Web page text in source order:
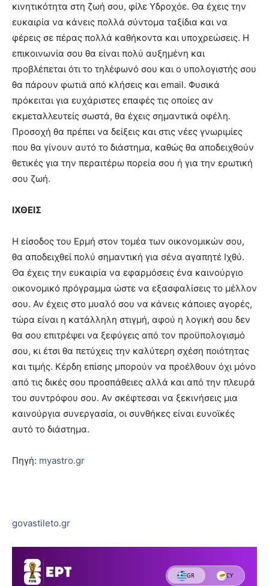
κινητικότητα στη ζωή σου, φίλε Υδροχόε. Θα έχεις την
ευκαιρία να κάνεις πολλά σύντομα ταξίδια και να
φέρεις σε πέρας πολλά καθήκοντα και υποχρεώσεις. Η
επικοινωνία σου θα είναι πολύ αυξημένη και
προβλέπεται ότι το τηλέφωνό σου και ο υπολογιστής σου
θα πάρουν φωτιά από κλήσεις και email. Φυσικά
πρόκειται για ευχάριστες επαφές τις οποίες αν
εκμεταλλευτείς σωστά, θα έχεις σημαντικά οφέλη.
Προσοχή θα πρέπει να δείξεις και στις νέες γνωριμίες
που θα γίνουν αυτό το διάστημα, καθώς θα αποδειχθούν
θετικές για την περαιτέρω πορεία σου ή για την ερωτική
σου ζωή.
ΙΧΘΕΙΣ
Η είσοδος του Ερμή στον τομέα των οικονομικών σου,
θα αποδειχθεί πολύ σημαντική για σένα αγαπητέ Ιχθύ.
Θα έχεις την ευκαιρία να εφαρμόσεις ένα καινούργιο
οικονομικό πρόγραμμα ώστε να εξασφαλίσεις το μέλλον
σου. Αν έχεις στο μυαλό σου να κάνεις κάποιες αγορές,
τώρα είναι η κατάλληλη στιγμή, αφού η λογική σου δεν
θα σου επιτρέψει να ξεφύγεις από τον προϋπολογισμό
σου, κι έτσι θα πετύχεις την καλύτερη σχέση ποιότητας
και τιμής. Κέρδη επίσης μπορούν να προέλθουν όχι μόνο
από τις δικές σου προσπάθειες αλλά και από την πλευρά
του συντρόφου σου. Αν σκέφτεσαι να ξεκινήσεις μια
καινούργια συνεργασία, οι συνθήκες είναι ευνοϊκές
αυτό το διάστημα.
Πηγή: myastro.gr
govastileto.gr